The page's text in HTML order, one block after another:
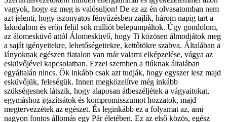
vagyok, hogy ez meg is valósuljon! De ez az én olvasatomban nem
azt jelenti, hogy iszonyatos fényűzésben zajlik, három napig tart a
lakodalom és erőn felül sok milliót belepumpáltok. Úgy gondolom,
az álomesküvő attól Álomesküvő, hogy Ti közösen álmodjátok meg
a saját igényeitekre, lehetőségeitekre, kettőtökre szabva. Általában a
lányoknak egészen fiatalon van már valami elképzelése, vágya az
esküvőjével kapcsolatban. Ezzel szemben a fiúknak általában
egyáltalán nincs. Ők inkább csak azt tudják, hogy egyszer lesz majd
esküvőjük, feleségük. Innen megközelítve még inkább
szükségesnek látszik, hogy alaposan átbeszéljétek a vágyaitokat,
egymáshoz igazítsátok és kompromisszumot hozzatok, majd
megtervezzétek az egészet. És leginkább ez a folyamat az, ami
nagyon fontos állomás egy Pár életében. Ez az első közös, egész